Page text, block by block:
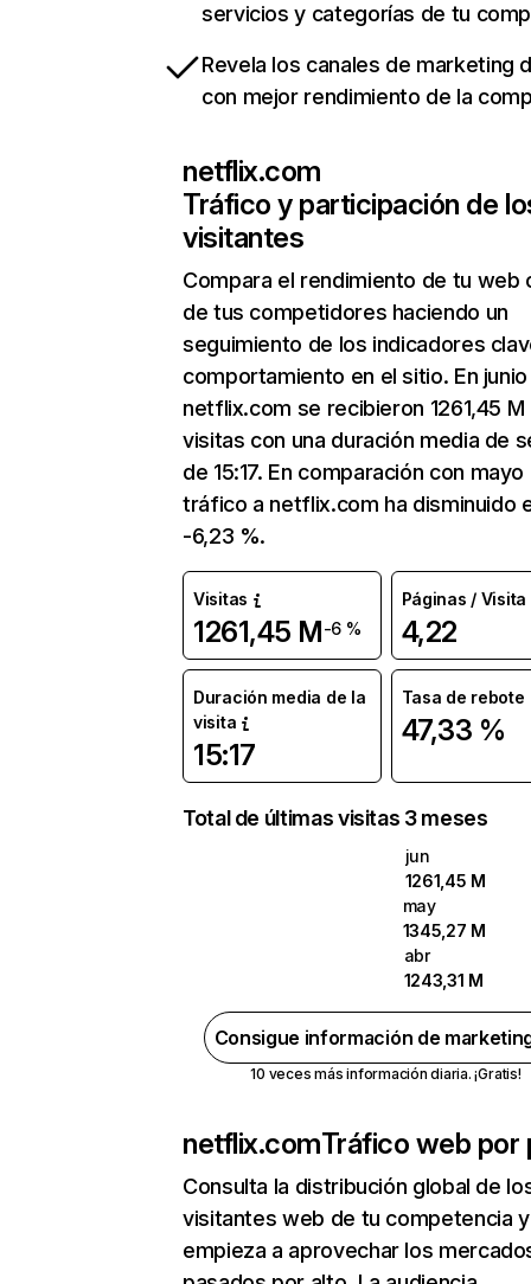
servicios y categorías de tu
Revela los canales de marketing
con mejor rendimiento de la
netflix.com
Tráfico y participación de
visitantes
Compara el rendimiento de tu web
de tus competidores haciendo un
seguimiento de los indicadores
comportamiento en el sitio. En junio
netflix.com se recibieron 1261,45 M
visitas con una duración media de
de 15:17. En comparación con mayo
tráfico a netflix.com ha disminuido
-6,23 %.
Visitas
1261,45 M-6 %
Páginas / Visita
4,22
Duración media de la
visita
15:17
Tasa de rebote
47,33 %
Total de últimas visitas 3 meses
jun
1261,45 M
may
1345,27 M
abr
1243,31 M
Consigue información de
10 veces más información diaria. ¡Gratis!
netflix.comTráfico web por
Consulta la distribución global de
visitantes web de tu competencia y
empieza a aprovechar los